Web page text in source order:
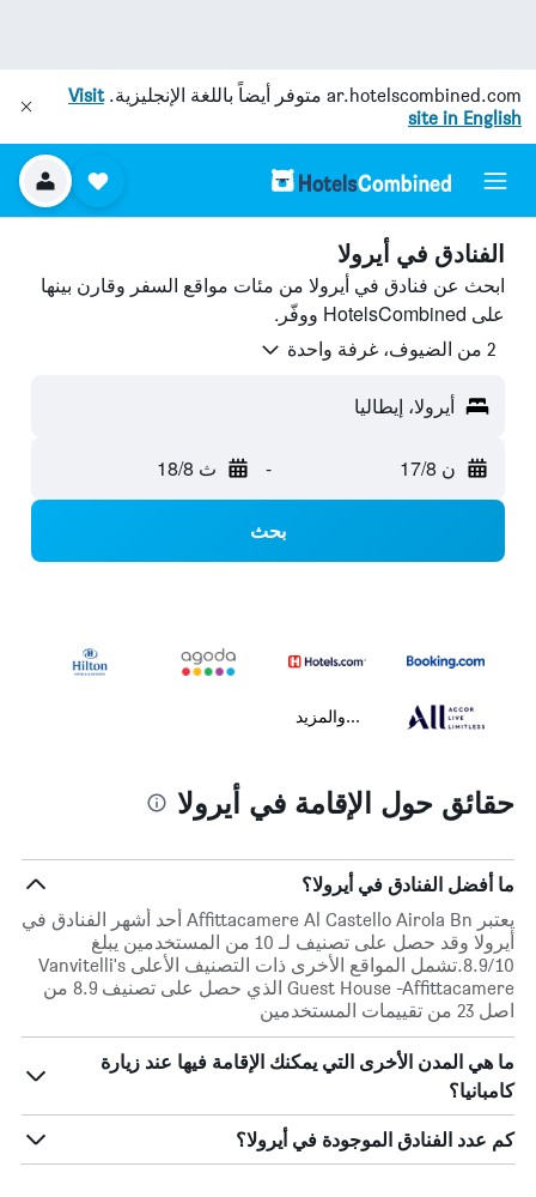
ar.hotelscombined.com متوفر أيضاً باللغة الإنجليزية.Visit
site in English
الفنادق في أيرولا
ابحث عن فنادق في أيرولا من مئات مواقع السفر وقارن بينها
على HotelsCombined ووفّر.
2 من الضيوف، غرفة واحدة
أيرولا، إيطاليا
ن 17/8 - ث 18/8
بحث
...والمزيد
حقائق حول الإقامة في أيرولا
ما أفضل الفنادق في أيرولا؟
يعتبر Affittacamere Al Castello Airola Bn أحد أشهر الفنادق في
أيرولا وقد حصل على تصنيف لـ 10 من المستخدمين يبلغ
8.9/10.تشمل المواقع الأخرى ذات التصنيف الأعلى Vanvitelli's
Guest House -Affittacamere الذي حصل على تصنيف 8.9 من
اصل 23 من تقييمات المستخدمين
ما هي المدن الأخرى التي يمكنك الإقامة فيها عند زيارة
كامبانيا؟
كم عدد الفنادق الموجودة في أيرولا؟